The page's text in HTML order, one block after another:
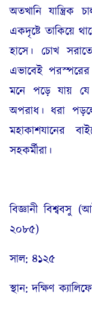
অতখানি যান্ত্রিক
একদৃষ্টে তাকিয়ে
হাসে। চোখ
এভাবেই
মনে পড়ে যায় যে
অপরাধ। ধরা
মহাকাশযানের
সহকর্মীরা।
বিজ্ঞানী বিশ্ববসু
২০৮৫)
সাল: ৪১২৫
স্থান: দক্ষিণ